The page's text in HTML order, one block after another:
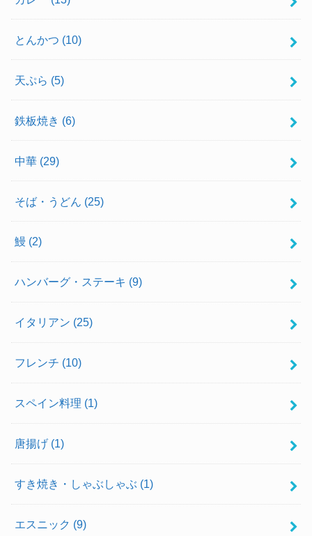
とんかつ (10)
天ぷら (5)
鉄板焼き (6)
中華 (29)
そば・うどん (25)
鰻 (2)
ハンバーグ・ステーキ (9)
イタリアン (25)
フレンチ (10)
スペイン料理 (1)
唐揚げ (1)
すき焼き・しゃぶしゃぶ (1)
エスニック (9)